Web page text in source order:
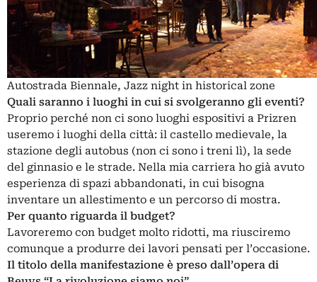
Autostrada Biennale, Jazz night in historical zone
Quali saranno i luoghi in cui si svolgeranno gli eventi?
Proprio perché non ci sono luoghi espositivi a Prizren
useremo i luoghi della città: il castello medievale, la
stazione degli autobus (non ci sono i treni lì), la sede
del ginnasio e le strade. Nella mia carriera ho già avuto
esperienza di spazi abbandonati, in cui bisogna
inventare un allestimento e un percorso di mostra.
Per quanto riguarda il budget?
Lavoreremo con budget molto ridotti, ma riusciremo
comunque a produrre dei lavori pensati per l’occasione.
Il titolo della manifestazione è preso dall’opera di